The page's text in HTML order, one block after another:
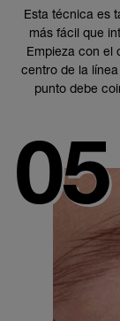
Esta técnica es
más fácil que
Empieza con el
centro de la
punto debe